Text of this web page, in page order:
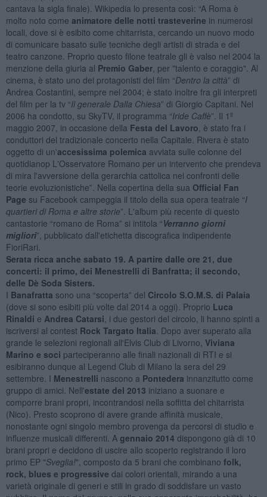
cantava la sigla finale). Wikipedia lo presenta così: “A Roma è
molto noto come animatore delle notti trasteverine in numerosi
locali, dove si è esibito come chitarrista, cercando un nuovo modo
di comunicare basato sulle tecniche degli artisti di strada e del
teatro canzone. Proprio questo filone teatrale gli è valso nel 2004 la
menzione della giuria al Premio Gaber, per "talento e coraggio". Al
cinema, è stato uno dei protagonisti del film “Dentro la città” di
Andrea Costantini, sempre nel 2004; è stato inoltre fra gli interpreti
del film per la tv “Il generale Dalla Chiesa” di Giorgio Capitani. Nel
2006 ha condotto, su SkyTV, il programma “Iride Caffè”. Il 1º
maggio 2007, in occasione della Festa del Lavoro , è stato fra i
conduttori del tradizionale concerto nella Capitale. Rivera è stato
oggetto di un'accesissima polemica avviata sulle colonne del
quotidianop L'Osservatore Romano per un intervento che prendeva
di mira l'avversione della gerarchia cattolica nei confronti delle
teorie evoluzionistiche”. Nella copertina della sua Official Fan
Page su Facebook campeggia il titolo della sua opera teatrale “I
quartieri di Roma e altre storie”. L'album più recente di questo
cantastorie “romano de Roma” si intitola “Verranno giorni
migliori”, pubblicato dall'etichetta discografica indipendente
FioriRari.
Serata ricca anche sabato 19. A partire dalle ore 21, due
concerti: il primo, dei Menestrelli di Banfratta; il secondo,
delle Dè Soda Sisters.
I Banafratta sono una “scoperta” del Circolo S.O.M.S. di Palaia
(dove si sono esibiti più volte dal 2014 a oggi). Proprio Luca
Rinaldi e Andrea Catarsi , i due gestori del circolo, li hanno spinti a
iscriversi al contest Rock Targato Italia . Dopo aver superato alla
grande le selezioni regionali all'Elvis Club di Livorno, Viviana
Marino e soci parteciperanno alle finali nazionali di RTI e si
esibiranno dunque al Legend Club di Milano la sera del 29
settembre. I Menestrelli nascono a Pontedera innanzitutto come
gruppo di amici. Nell'estate del 2013 iniziano a suonare e
comporre brani propri, incontrandosi nella soffitta del chitarrista
(Nico). Presto scoprono di avere grande affinità musicale,
nonostante ogni singolo membro provenga da percorsi di studio e
influenze musicali differenti. A gennaio 2014 dispongono già di 10
brani propri e decidono di uscire allo scoperto registrando il loro
primo EP "Sveglia!", composto da 5 brani che combinano folk,
rock, blues e progressive dai colori orientali, mirando a una
varietà originale di generi e stili in grado di soddisfare un vasto